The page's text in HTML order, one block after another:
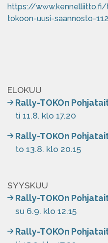
https://
tokoon-uusi-saannosto-
ELOKUU
Rally-TOKOn
ti 11.8. klo 17.20
Rally-TOKOn
to 13.8. klo 20.15
SYYSKUU
Rally-TOKOn
su 6.9. klo 12.15
Rally-TOKOn